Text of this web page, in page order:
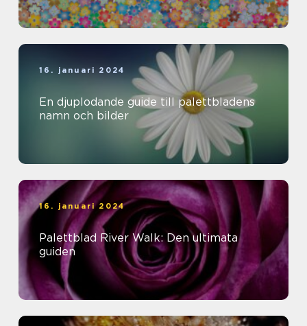
16. januari 2024
En djuplodande guide till palettbladens
namn och bilder
16. januari 2024
Palettblad River Walk: Den ultimata
guiden